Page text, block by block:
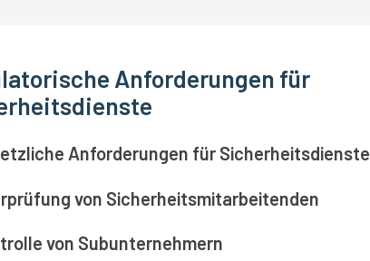
Anforderungen für
Anforderungen für Sicherheitsdienste
von Sicherheitsmitarbeitenden
von Subunternehmern